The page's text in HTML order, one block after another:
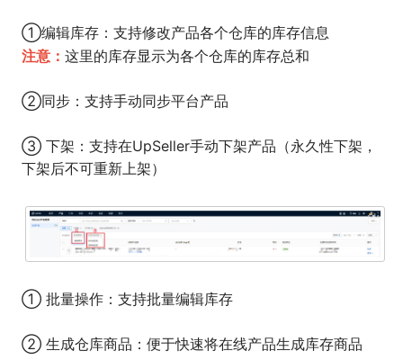
①编辑库存：支持修改产品各个仓库的库存信息
注意： 这里的库存显示为各个仓库的库存总和
②同步：支持手动同步平台产品
③ 下架：支持在UpSeller手动下架产品（永久性下架，
下架后不可重新上架）
① 批量操作：支持批量编辑库存
② 生成仓库商品：便于快速将在线产品生成库存商品